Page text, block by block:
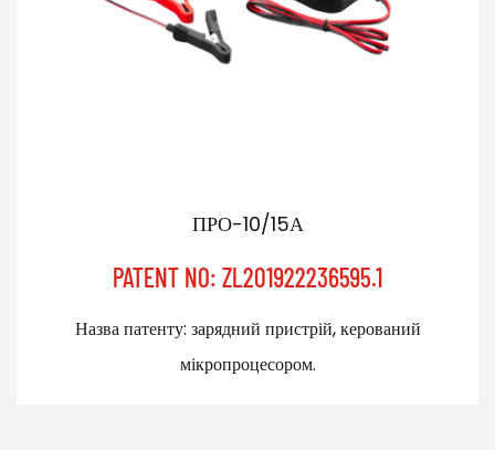
ПРО-10/15А
PATENT NO: ZL201922236595.1
Назва патенту: зарядний пристрій, керований
мікропроцесором.